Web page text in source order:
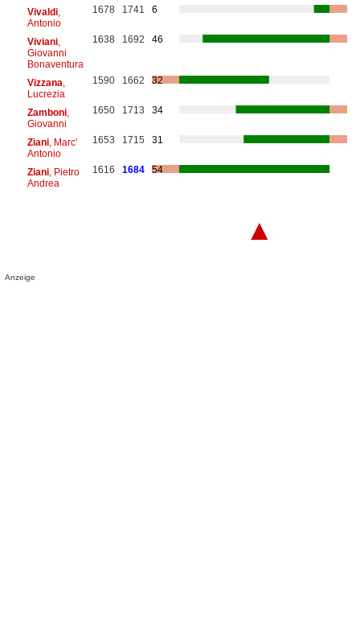
Vivaldi,
Antonio
1678 1741 6
Viviani,
Giovanni
Bonaventura
1638 1692 46
Vizzana
Lucrezia
1590 1662 32
Zamboni,
Giovanni
1650 1713 34
Ziani, Marc'
Antonio
1653 1715 31
Ziani, Pietro
Andrea
1616 1684 54
▲
Anzeige